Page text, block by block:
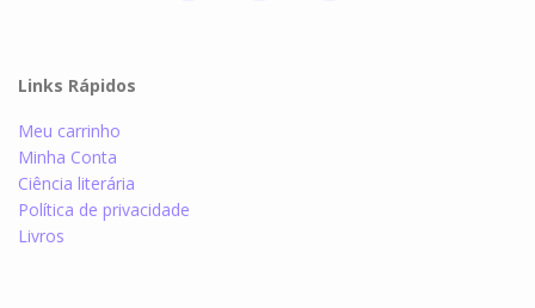
Links Rápidos
Meu carrinho
Minha Conta
Ciência literária
Política de privacidade
Livros